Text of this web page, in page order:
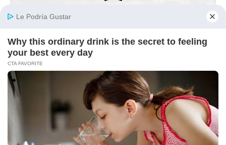
BUZZDAY
Giant Object Found In Forest Stuns Scientists
BUZZDAY
Groom Splits Pants In Viral Wedding Photo Disaster!